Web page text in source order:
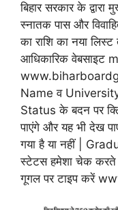
बिहार सरकार के
स्नातक पास और
का राशि का नया लिस्ट
आधिकारिक वेबसाइट
Name व
Status के बदन पर
पाएंगे और यह भी देख
गया है या नहीं |
स्टेटस हमेशा चेक करते
गूगल पर टाइप करें